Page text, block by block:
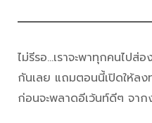
ไม่รีรอ…เราจะพาทุกคนไปส่
กันเลย แถมตอนนี้เปิดให้ลง
ก่อนจะพลาดอีเว้นท์ดีๆ จาก